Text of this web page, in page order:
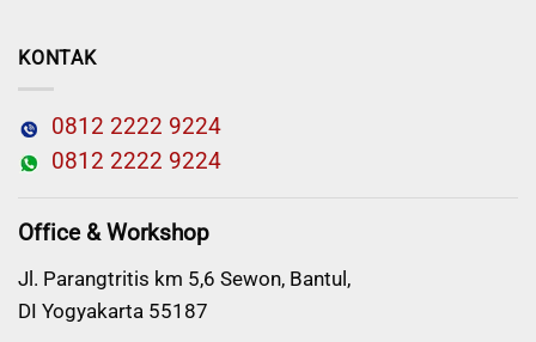
KONTAK
0812 2222 9224
0812 2222 9224
Office & Workshop
Jl. Parangtritis km 5,6 Sewon, Bantul,
DI Yogyakarta 55187